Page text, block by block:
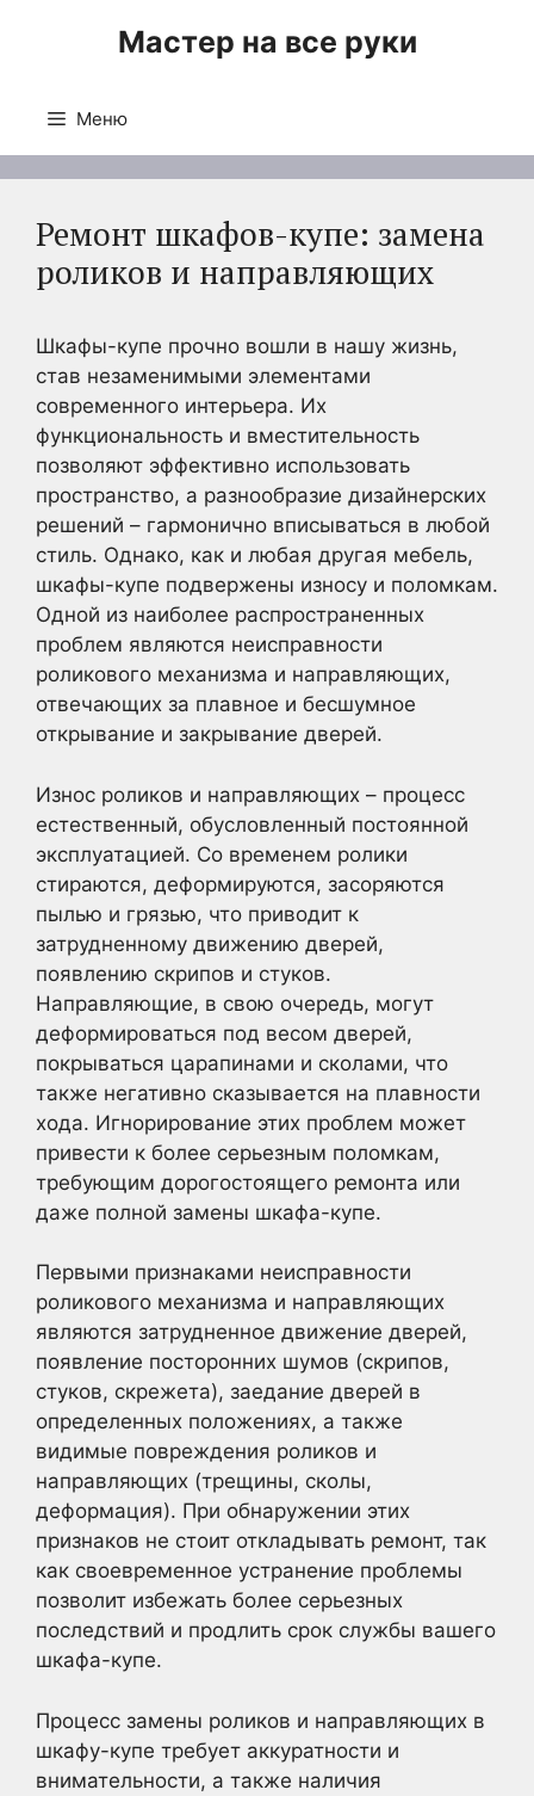
Мастер на все руки
Меню
Ремонт шкафов-купе: замена
роликов и направляющих
Шкафы-купе прочно вошли в нашу жизнь,
став незаменимыми элементами
современного интерьера. Их
функциональность и вместительность
позволяют эффективно использовать
пространство, а разнообразие дизайнерских
решений – гармонично вписываться в любой
стиль. Однако, как и любая другая мебель,
шкафы-купе подвержены износу и поломкам.
Одной из наиболее распространенных
проблем являются неисправности
роликового механизма и направляющих,
отвечающих за плавное и бесшумное
открывание и закрывание дверей.
Износ роликов и направляющих – процесс
естественный, обусловленный постоянной
эксплуатацией. Со временем ролики
стираются, деформируются, засоряются
пылью и грязью, что приводит к
затрудненному движению дверей,
появлению скрипов и стуков.
Направляющие, в свою очередь, могут
деформироваться под весом дверей,
покрываться царапинами и сколами, что
также негативно сказывается на плавности
хода. Игнорирование этих проблем может
привести к более серьезным поломкам,
требующим дорогостоящего ремонта или
даже полной замены шкафа-купе.
Первыми признаками неисправности
роликового механизма и направляющих
являются затрудненное движение дверей,
появление посторонних шумов (скрипов,
стуков, скрежета), заедание дверей в
определенных положениях, а также
видимые повреждения роликов и
направляющих (трещины, сколы,
деформация). При обнаружении этих
признаков не стоит откладывать ремонт, так
как своевременное устранение проблемы
позволит избежать более серьезных
последствий и продлить срок службы вашего
шкафа-купе.
Процесс замены роликов и направляющих в
шкафу-купе требует аккуратности и
внимательности, а также наличия